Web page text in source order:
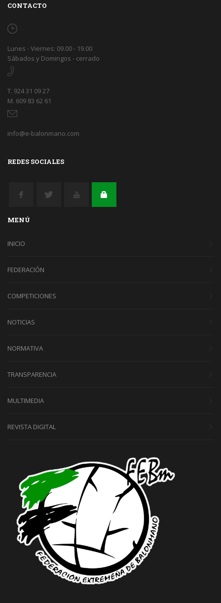
CONTACTO
Lunes - Viernes: 09.00 - 19.00
Sábados y Domingos - cerrado
T. 924 31 09 27
M. 609 83 62 61
info@e-balonmano.com
REDES SOCIALES
MENÚ
INICIO
FEDERACIÓN
COMPETICIONES
NOTICIAS
NORMATIVA
TRANSPARENCIA
MULTIMEDIA
REVISTA DIGITAL